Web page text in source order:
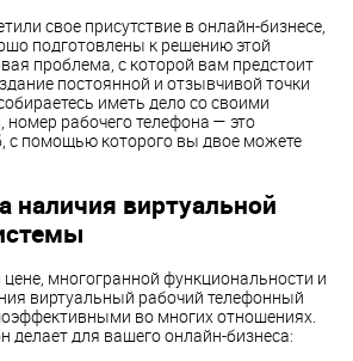
свое присутствие в онлайн-бизнесе,
подготовлены к решению этой
проблема, с которой вам предстоит
постоянной и отзывчивой точки
иметь дело со своими
номер рабочего телефона — это
с помощью которого вы двое можете
наличия виртуальной
многогранной функциональности и
виртуальный рабочий телефонный
во многих отношениях.
делает для вашего онлайн-бизнеса: